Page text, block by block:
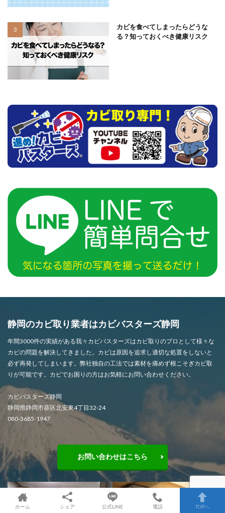
カビを食べてしまったらどうな
る？知っておくべき健康リスク
静岡のカビ取り業者はカビバスターズ静岡
年間3000件の実績がある我々カビバスターズはカビ取りのプロとして様々な
カビの問題を解決してきました。カビは原因を追求し適切な処置をしないと
必ず再発してしまいます。弊社独自の工法では素材を痛めず根こそぎカビ取
りが可能です。カビでお困りの方はお気軽にお問い合わせください。
カビバスターズ静岡
静岡県静岡市葵区北安東4丁目32-24
080-3685-1947
お問い合わせはこちら
ホーム シェア 公式LINE 電話 TOPへ